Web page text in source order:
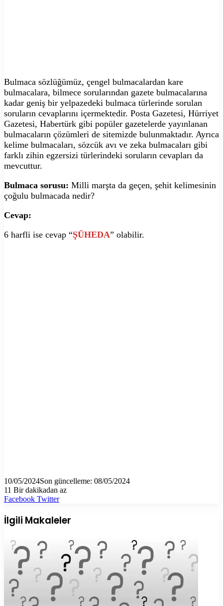
Bulmaca sözlüğümüz, çengel bulmacalardan kare
bulmacalara, bilmece sorularından gazete bulmacalarına
kadar geniş bir yelpazedeki bulmaca türlerinde sorulan
soruların cevaplarını içermektedir. Posta Gazetesi, Hürriyet
Gazetesi, Habertürk gibi popüler gazetelerde yayınlanan
bulmacaların çözümleri de sitemizde bulunmaktadır. Ayrıca
kelime bulmacaları, sözcük avı ve zeka bulmacaları gibi
farklı zihin egzersizi türlerindeki soruların cevapları da
mevcuttur.
Bulmaca sorusu: Milli marşta da geçen, şehit kelimesinin
çoğulu bulmacada nedir?
Cevap:
6 harfli ise cevap “ŞÜHEDA” olabilir.
10/05/2024Son güncelleme: 08/05/2024
11 Bir dakikadan az
Facebook TwitterLinkedIn
Tumblr
Pinterest
Reddit
VKontakte
E-
ile
paylaş
Yazdır
İlgili Makaleler